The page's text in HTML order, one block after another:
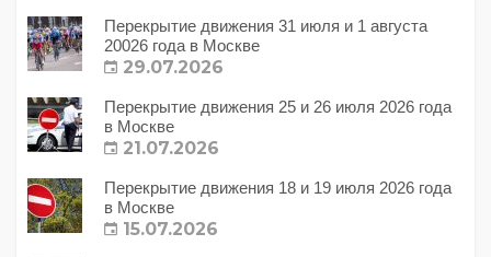
Перекрытие движения 31 июля и 1 августа
20026 года в Москве
29.07.2026
Перекрытие движения 25 и 26 июля 2026 года
в Москве
21.07.2026
Перекрытие движения 18 и 19 июля 2026 года
в Москве
15.07.2026